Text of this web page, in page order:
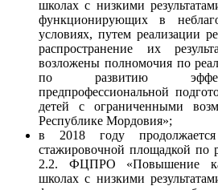
школах с низкими
функционирующих в
условиях, путем реализации
распространение их
возложены полномочия по
по развитию
предпрофессиональной
детей с ограниченными
Республике Мордовия»;
в 2018 году
стажировочной площадкой по
2.2. ФЦПРО «Повышение
школах с низкими